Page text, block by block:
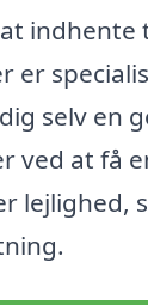
indhente
er
selv en
ved at få
lejlighed,